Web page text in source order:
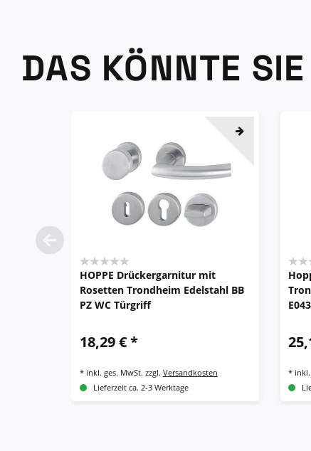
DAS KÖNNTE
HOPPE Drückergarnitur mit
Rosetten Trondheim Edelstahl BB
PZ WC Türgriff
18,29 € *
* inkl. ges. MwSt. zzgl. Versandkosten
Lieferzeit ca. 2-3 Werktage
*